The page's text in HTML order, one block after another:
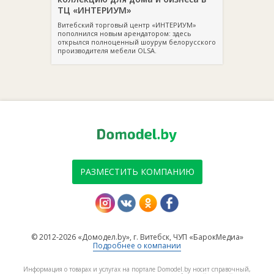
ТЦ «ИНТЕРИУМ»
Витебский торговый центр «ИНТЕРИУМ»
пополнился новым арендатором: здесь
открылся полноценный шоурум белорусского
производителя мебели OLSA.
РАЗМЕСТИТЬ КОМПАНИЮ
© 2012-2026 «Домодел.by», г. Витебск, ЧУП «БарокМедиа»
Подробнее о компании
Информация о товарах и услугах на портале Domodel.by носит справочный,